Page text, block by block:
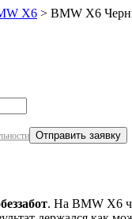
X6 > BMW X6
. На BMW X6